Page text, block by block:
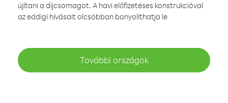
újítani a díjcsomagot. A havi előfizetéses konstrukcióval
az eddigi hívásait olcsóbban bonyolíthatja le
További országok